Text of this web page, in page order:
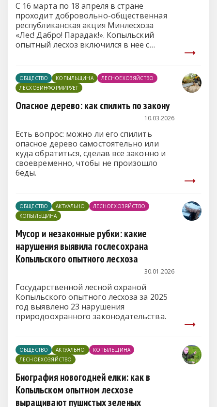
С 16 марта по 18 апреля в стране
проходит добровольно-общественная
республиканская акция Минлесхоза
«Лес! Дабро! Парадак!». Копыльский
опытный лесхоз включился в нее с
мероприятий.
ОБЩЕСТВО КОПЫЛЬЩИНА
ЛЕСНОЕХОЗЯЙСТВО
ЛЕСХОЗИНФОРМИРУЕТ
Опасное дерево: как спилить по закону
10.03.2026
Есть вопрос: можно ли его спилить
опасное дерево самостоятельно или
куда обратиться, сделав все законно и
своевременно, чтобы не произошло
беды.
ОБЩЕСТВО АКТУАЛЬНО
ЛЕСНОЕХОЗЯЙСТВО
КОПЫЛЬЩИНА
Мусор и незаконные рубки: какие
нарушения выявила гослесохрана
Копыльского опытного лесхоза
30.01.2026
Государственной лесной охраной
Копыльского опытного лесхоза за 2025
год выявлено 23 нарушения
природоохранного законодательства.
ОБЩЕСТВО АКТУАЛЬНО
КОПЫЛЬЩИНА
ЛЕСНОЕХОЗЯЙСТВО
Биография новогодней елки: как в
Копыльском опытном лесхозе
выращивают пушистых зеленых